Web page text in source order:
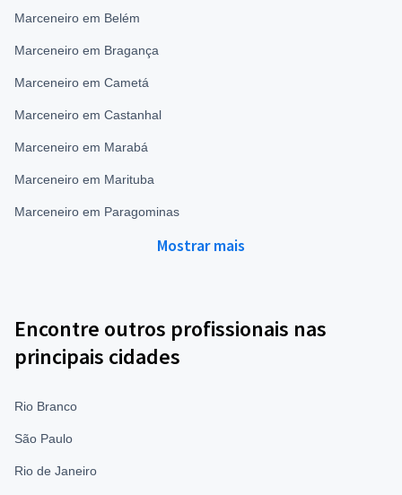
Marceneiro em Belém
Marceneiro em Bragança
Marceneiro em Cametá
Marceneiro em Castanhal
Marceneiro em Marabá
Marceneiro em Marituba
Marceneiro em Paragominas
Mostrar mais
Encontre outros profissionais nas
principais cidades
Rio Branco
São Paulo
Rio de Janeiro